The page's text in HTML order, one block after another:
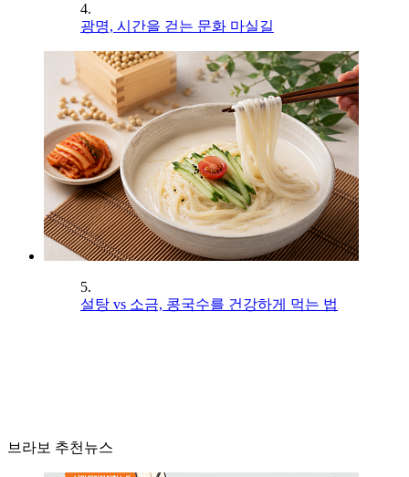
4.
광명, 시간을 걷는 문화 마실길
5.
설탕 vs 소금, 콩국수를 건강하게 먹는 법
브라보 추천뉴스